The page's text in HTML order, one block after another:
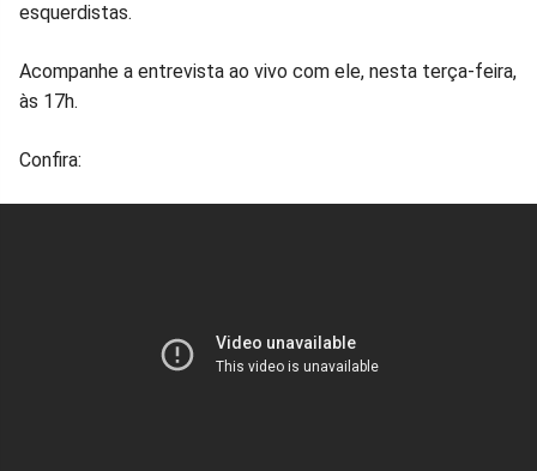
esquerdistas.
Acompanhe a entrevista ao vivo com ele, nesta terça-feira,
às 17h.
Confira: